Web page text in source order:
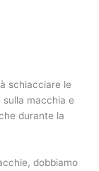
schiacciare le
macchia e
durante la
dobbiamo